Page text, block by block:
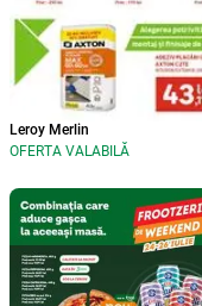
Leroy Merlin
OFERTA VALABILĂ